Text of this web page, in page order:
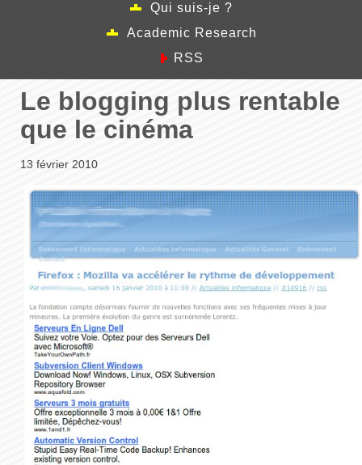
Qui suis-je ?
Academic Research
RSS
Le blogging plus rentable
que le cinéma
13 février 2010